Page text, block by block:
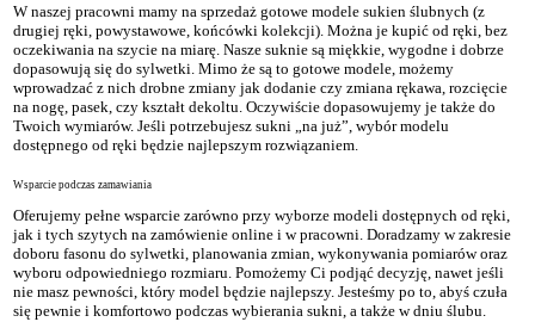
W naszej pracowni mamy na sprzedaż gotowe modele sukien ślubnych (z
drugiej ręki, powystawowe, końcówki kolekcji). Można je kupić od ręki, bez
oczekiwania na szycie na miarę. Nasze suknie są miękkie, wygodne i dobrze
dopasowują się do sylwetki. Mimo że są to gotowe modele, możemy
wprowadzać z nich drobne zmiany jak dodanie czy zmiana rękawa, rozcięcie
na nogę, pasek, czy kształt dekoltu. Oczywiście dopasowujemy je także do
Twoich wymiarów. Jeśli potrzebujesz sukni „na już”, wybór modelu
dostępnego od ręki będzie najlepszym rozwiązaniem.
Wsparcie podczas zamawiania
Oferujemy pełne wsparcie zarówno przy wyborze modeli dostępnych od ręki,
jak i tych szytych na zamówienie online i w pracowni. Doradzamy w zakresie
doboru fasonu do sylwetki, planowania zmian, wykonywania pomiarów oraz
wyboru odpowiedniego rozmiaru. Pomożemy Ci podjąć decyzję, nawet jeśli
nie masz pewności, który model będzie najlepszy. Jesteśmy po to, abyś czuła
się pewnie i komfortowo podczas wybierania sukni, a także w dniu ślubu.